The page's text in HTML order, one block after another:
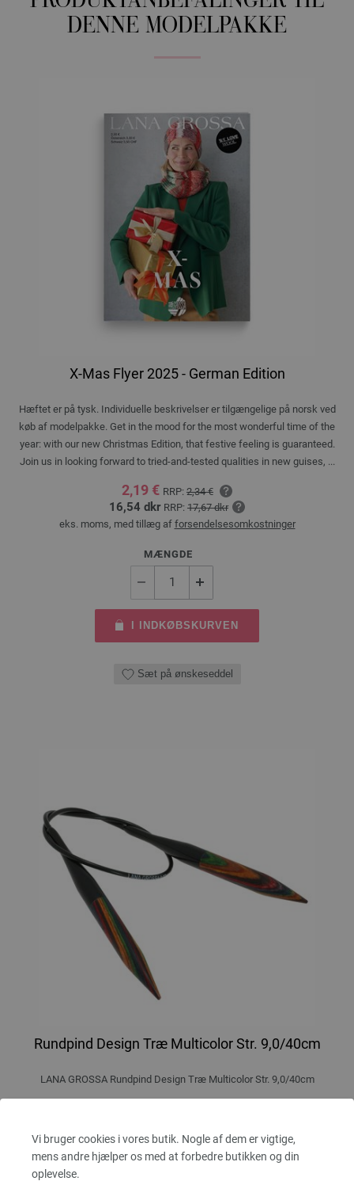
Vi bruger cookies i vores butik. Nogle af dem er vigtige,
mens andre hjælper os med at forbedre butikken og din
oplevelse.
DENNE MODELPAKKE
X-Mas Flyer 2025 - German Edition
Hæftet er på tysk. Individuelle beskrivelser er tilgængelige på norsk ved
køb af modelpakke. Get in the mood for the most wonderful time of the
year: with our new Christmas Edition, that festive feeling is guaranteed.
Join us in looking forward to tried-and-tested qualities in new guises, ...
2,19 € RRP: 2,34 €
16,54 dkr RRP: 17,67 dkr
eks. moms, med tillæg af forsendelsesomkostninger
MÆNGDE
I INDKØBSKURVEN
Sæt på ønskeseddel
Rundpind Design Træ Multicolor Str. 9,0/40cm
LANA GROSSA Rundpind Design Træ Multicolor Str. 9,0/40cm
10,88 €
82,17 dkr eks. moms, med tillæg afforsendelsesomkostninger